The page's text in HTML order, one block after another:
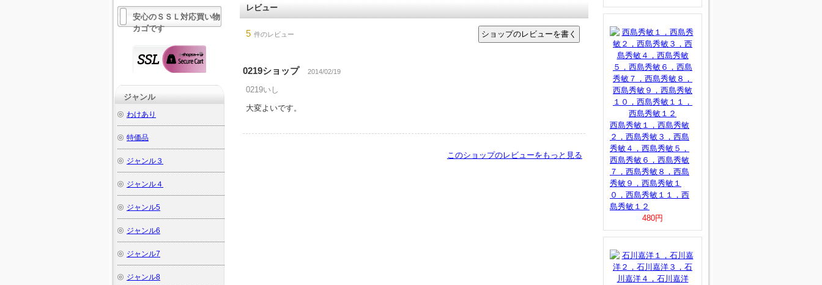
レビュー
5 件のレビュー
0219ショップ 2014/02/19
0219いし
大変よいです。
このショップのレビューをもっと見る
安心のＳＳＬ対応買い物
カゴです
ジャンル
わけあり
特価品
ジャンル３
ジャンル４
ジャンル5
ジャンル6
ジャンル7
ジャンル8
西島秀敏１，西島秀敏
２，西島秀敏３，西島
秀敏４，西島秀敏５，
西島秀敏６，西島秀敏
７，西島秀敏８，西島
秀敏９，西島秀敏１
０，西島秀敏１１，西
島秀敏１２
480円